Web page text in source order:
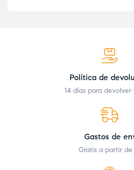
Política de
14 días para
Gastos de
Gratis a partir